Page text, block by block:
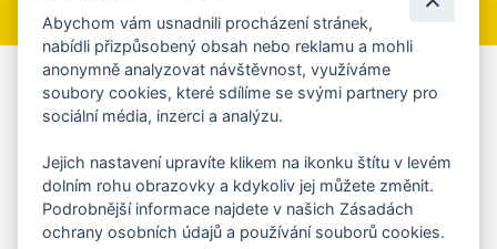
Aplikace Mobilní rozhlas
Chcete dostávat do svého mobilu či mailu upozornění na
ankety, pozvánky na kulturní a sportovní akce?
Více informací o aplikaci
Abychom vám usnadnili procházení stránek,
nabídli přizpůsobený obsah nebo reklamu a mohli
anonymně analyzovat návštěvnost, využíváme
soubory cookies, které sdílíme se svými partnery pro
sociální média, inzerci a analýzu.
Jejich nastavení upravíte klikem na ikonku štítu v levém
dolním rohu obrazovky a kdykoliv jej můžete změnit.
Podrobnější informace najdete v našich Zásadách
ochrany osobních údajů a používání souborů cookies.